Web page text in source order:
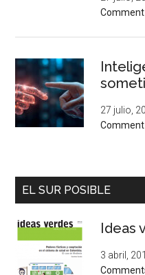
Comment
27 julio,
Comment
EL SUR POSIBLE
Ideas
3 abril,